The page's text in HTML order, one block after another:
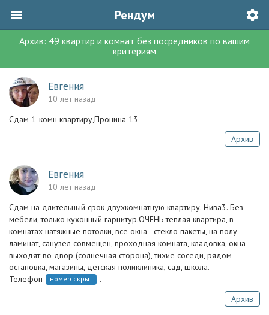
Рендум
Архив: 49 квартир и комнат без посредников по вашим
критериям
Евгения
10 лет назад
Сдам 1-комн квартиру,Пронина 13
Архив
Евгения
10 лет назад
Сдам на длительный срок двухкомнатную квартиру. Нива3. Без
мебели, только кухонный гарнитур.ОЧЕНЬ теплая квартира, в
комнатах натяжные потолки, все окна - стекло пакеты, на полу
ламинат, санузел совмещен, проходная комната, кладовка, окна
выходят во двор (солнечная сторона), тихие соседи, рядом
остановка, магазины, детская поликлиника, сад, школа.
Телефон
номер скрыт
.
Архив